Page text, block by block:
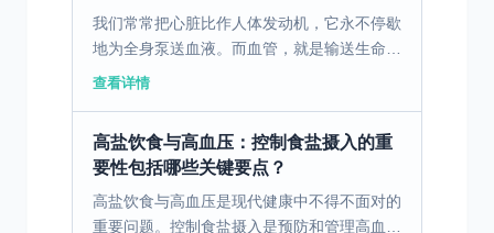
我们常常把心脏比作人体发动机，它永不停歇
地为全身泵送血液。而血管，就是输送生命能
量的“管道系统”。这个系统精密而强大，但它
查看详情
高盐饮食与高血压：控制食盐摄入的重
要性包括哪些关键要点？
高盐饮食与高血压是现代健康中不得不面对的
重要问题。控制食盐摄入是预防和管理高血压